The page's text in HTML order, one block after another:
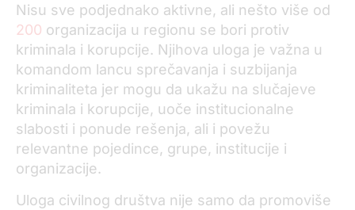
Nisu sve podjednako aktivne, ali nešto više od
200 organizacija u regionu se bori protiv
kriminala i korupcije. Njihova uloga je važna u
komandom lancu sprečavanja i suzbijanja
kriminaliteta jer mogu da ukažu na slučajeve
kriminala i korupcije, uoče institucionalne
slabosti i ponude rešenja, ali i povežu
relevantne pojedince, grupe, institucije i
organizacije.
Uloga civilnog društva nije samo da promoviše